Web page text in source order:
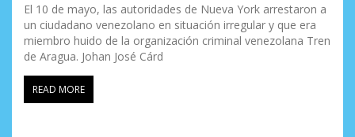
El 10 de mayo, las autoridades de Nueva York arrestaron a
un ciudadano venezolano en situación irregular y que era
miembro huido de la organización criminal venezolana Tren
de Aragua. Johan José Cárd
READ MORE